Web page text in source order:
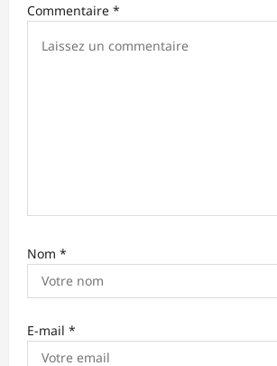
a
Commentaire *
Nom *
E-mail *